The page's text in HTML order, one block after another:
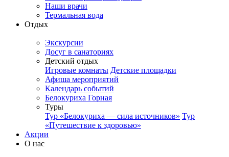
Наши врачи
Термальная вода
Отдых
Экскурсии
Досуг в санаториях
Детский отдых
Игровые комнаты Детские площадки
Афиша мероприятий
Календарь событий
Белокуриха Горная
Туры
Тур «Белокуриха — сила источников» Тур
«Путешествие к здоровью»
Акции
О нас